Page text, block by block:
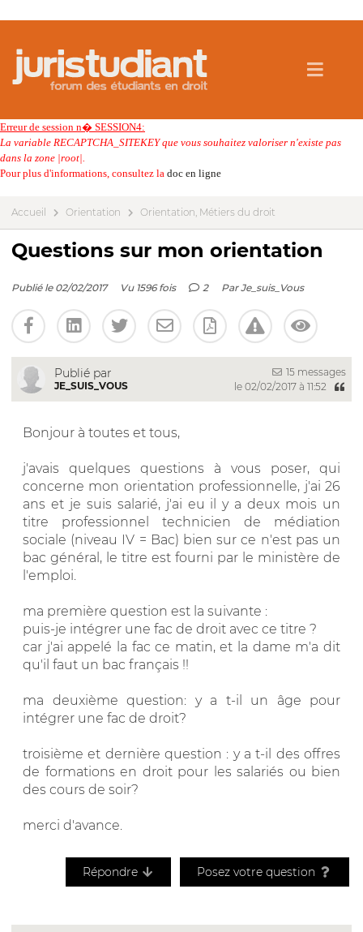
Erreur de session n� SESSION4:
La variable RECAPTCHA_SITEKEY que vous souhaitez valoriser n'existe pas
dans la zone |root|.
Pour plus d'informations, consultez la doc en ligne
Accueil Orientation Orientation, Métiers du droit
Questions sur mon orientation
Publié le 02/02/2017 Vu 1596 fois 2 ParJe_suis_Vous
Publié par
JE_SUIS_VOUS
15 messages
le 02/02/2017 à 11:52
Bonjour à toutes et tous,
j'avais quelques questions à vous poser, qui
concerne mon orientation professionnelle, j'ai 26
ans et je suis salarié, j'ai eu il y a deux mois un
titre professionnel technicien de médiation
sociale (niveau IV = Bac) bien sur ce n'est pas un
bac général, le titre est fourni par le ministère de
l'emploi.
ma première question est la suivante :
puis-je intégrer une fac de droit avec ce titre ?
car j'ai appelé la fac ce matin, et la dame m'a dit
qu'il faut un bac français !!
ma deuxième question: y a t-il un âge pour
intégrer une fac de droit?
troisième et dernière question : y a t-il des offres
de formations en droit pour les salariés ou bien
des cours de soir?
merci d'avance.
Répondre Posez votre question